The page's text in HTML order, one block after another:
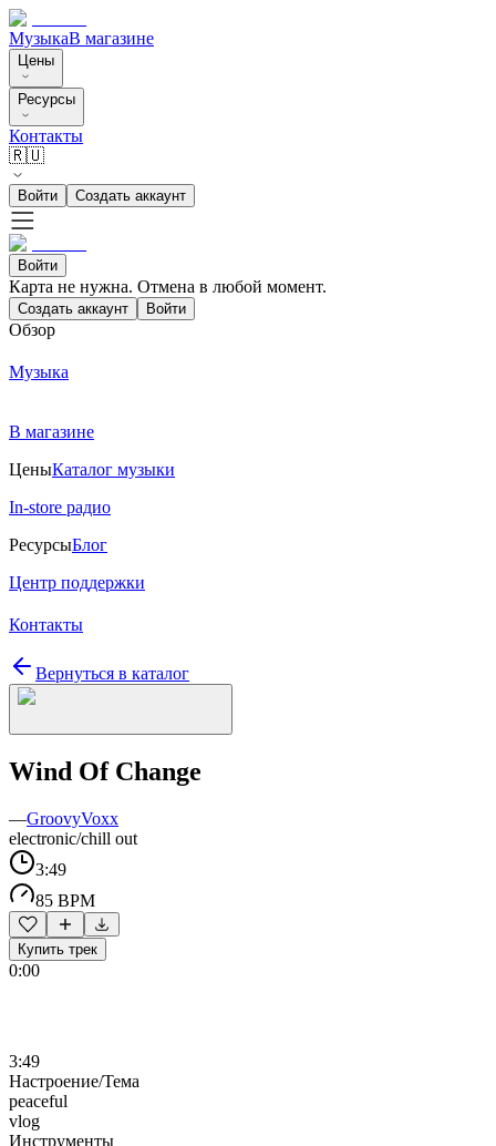
МузыкаВ магазине
Цены
Ресурсы
Контакты
🇷🇺
Войти Создать аккаунт
Войти
Карта не нужна. Отмена в любой момент.
Создать аккаунт Войти
Обзор
Музыка
В магазине
ЦеныКаталог музыки
In-store радио
РесурсыБлог
Центр поддержки
Контакты
Вернуться в каталог
Wind Of Change
—GroovyVoxx
electronic/chill out
3:49
85 BPM
Купить трек
0:00
3:49
Настроение/Тема
peaceful
vlog
Инструменты